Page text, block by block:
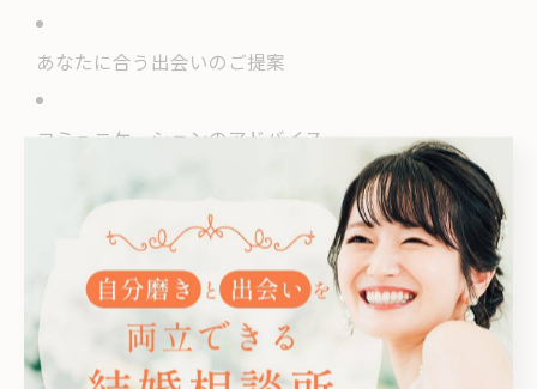
あなたに合う出会いのご提案
コミュニケーションのアドバイス
成婚までの伴走サポート
を行っています。
自分一人では見えなかった「改善点」が明確になり、結
果も大きく変わっていきます。
今日から始める3つのシンプルアクショ